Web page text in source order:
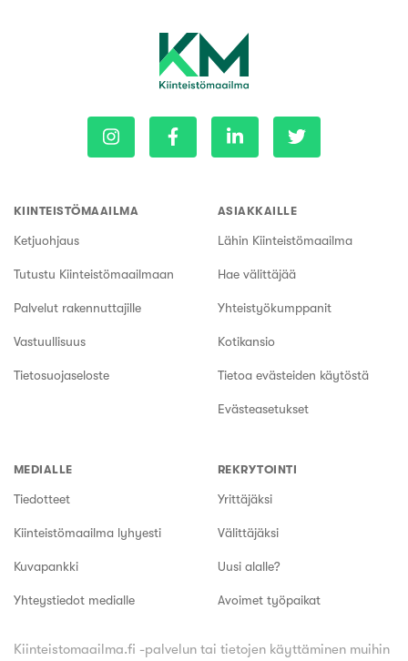
KIINTEISTÖMAAILMA
Ketjuohjaus
Tutustu Kiinteistömaailmaan
Palvelut rakennuttajille
Vastuullisuus
Tietosuojaseloste
ASIAKKAILLE
Lähin Kiinteistömaailma
Hae välittäjää
Yhteistyökumppanit
Kotikansio
Tietoa evästeiden käytöstä
Evästeasetukset
MEDIALLE
Tiedotteet
Kiinteistömaailma lyhyesti
Kuvapankki
Yhteystiedot medialle
REKRYTOINTI
Yrittäjäksi
Välittäjäksi
Uusi alalle?
Avoimet työpaikat
Kiinteistomaailma.fi -palvelun tai tietojen käyttäminen muihin